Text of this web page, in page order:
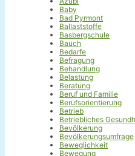
Baby
Bad Pyrmont
Ballaststoffe
Basbergschule
Bauch
Bedarfe
Befragung
Behandlung
Belastung
Beratung
Beruf und Familie
Berufsorientierung
Betrieb
Betriebliches
Bevölkerung
Bevölkerungsumfrage
Beweglichkeit
Bewegung